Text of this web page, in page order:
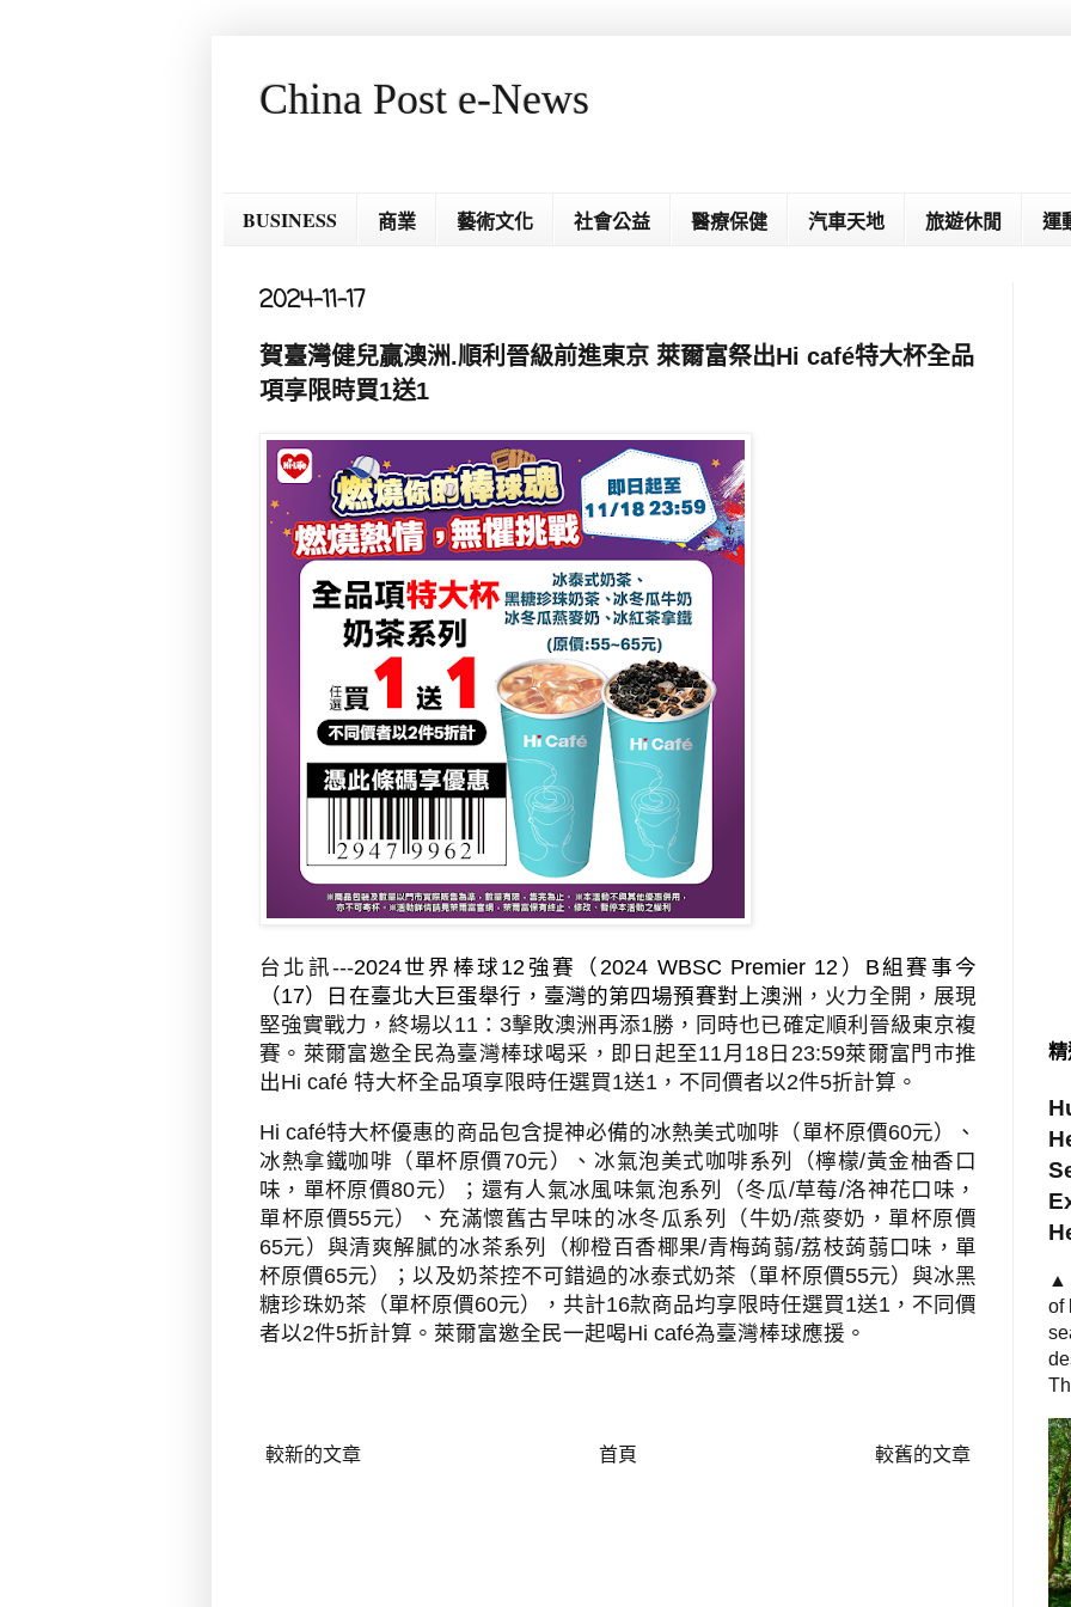
China Post e-News
BUSINESS 商業 藝術文化 社會公益 醫療保健 汽車天地 旅遊休閒 運
2024-11-17
賀臺灣健兒贏澳洲.順利晉級前進東京 萊爾富祭出Hi café特大杯全品
項享限時買1送1
台北訊---2024世界棒球 12 強賽（2024 WBSC Premier 12 ） B組賽事今
（17）日在臺北大巨蛋舉行，臺灣的第四場預賽對上澳洲 ，火力全開，展現
堅強實戰力，終場以11： 3擊敗澳洲再添1勝，同時也已確定順利晉級東京複
賽。萊爾富邀全民為臺灣棒球喝采，即日起至11月 18 日 23:59萊爾富門市推
出Hi café 特大杯全品項享限時任選買1送1 ，不同價者以2件5折計算。
Hi café特大杯優惠的商品包含提神必備的冰熱美式咖啡（單杯原價60元）、
冰熱拿鐵咖啡（單杯原價70元）、冰氣泡美式咖啡系列（檸檬/黃金柚香口
味，單杯原價80元）；還有人氣冰風味氣泡系列（冬瓜/草莓/洛神花口味，
單杯原價55元）、充滿懷舊古早味的冰冬瓜系列（牛奶/燕麥奶，單杯原價
65元）與清爽解膩的冰茶系列（柳橙百香椰果/青梅蒟蒻/荔枝蒟蒻口味，單
杯原價65元）；以及奶茶控不可錯過的冰泰式奶茶（單杯原價55元）與冰黑
糖珍珠奶茶（單杯原價60元），共計16款商品均享限時任選買1送1 ，不同價
者以2件5折計算。萊爾富邀全民一起喝Hi café為臺灣棒球應援。
較新的文章 較舊的文章
首頁
精
▲
of